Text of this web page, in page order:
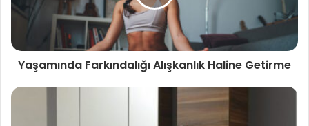
Yaşamında Farkındalığı Alışkanlık Haline Getirme